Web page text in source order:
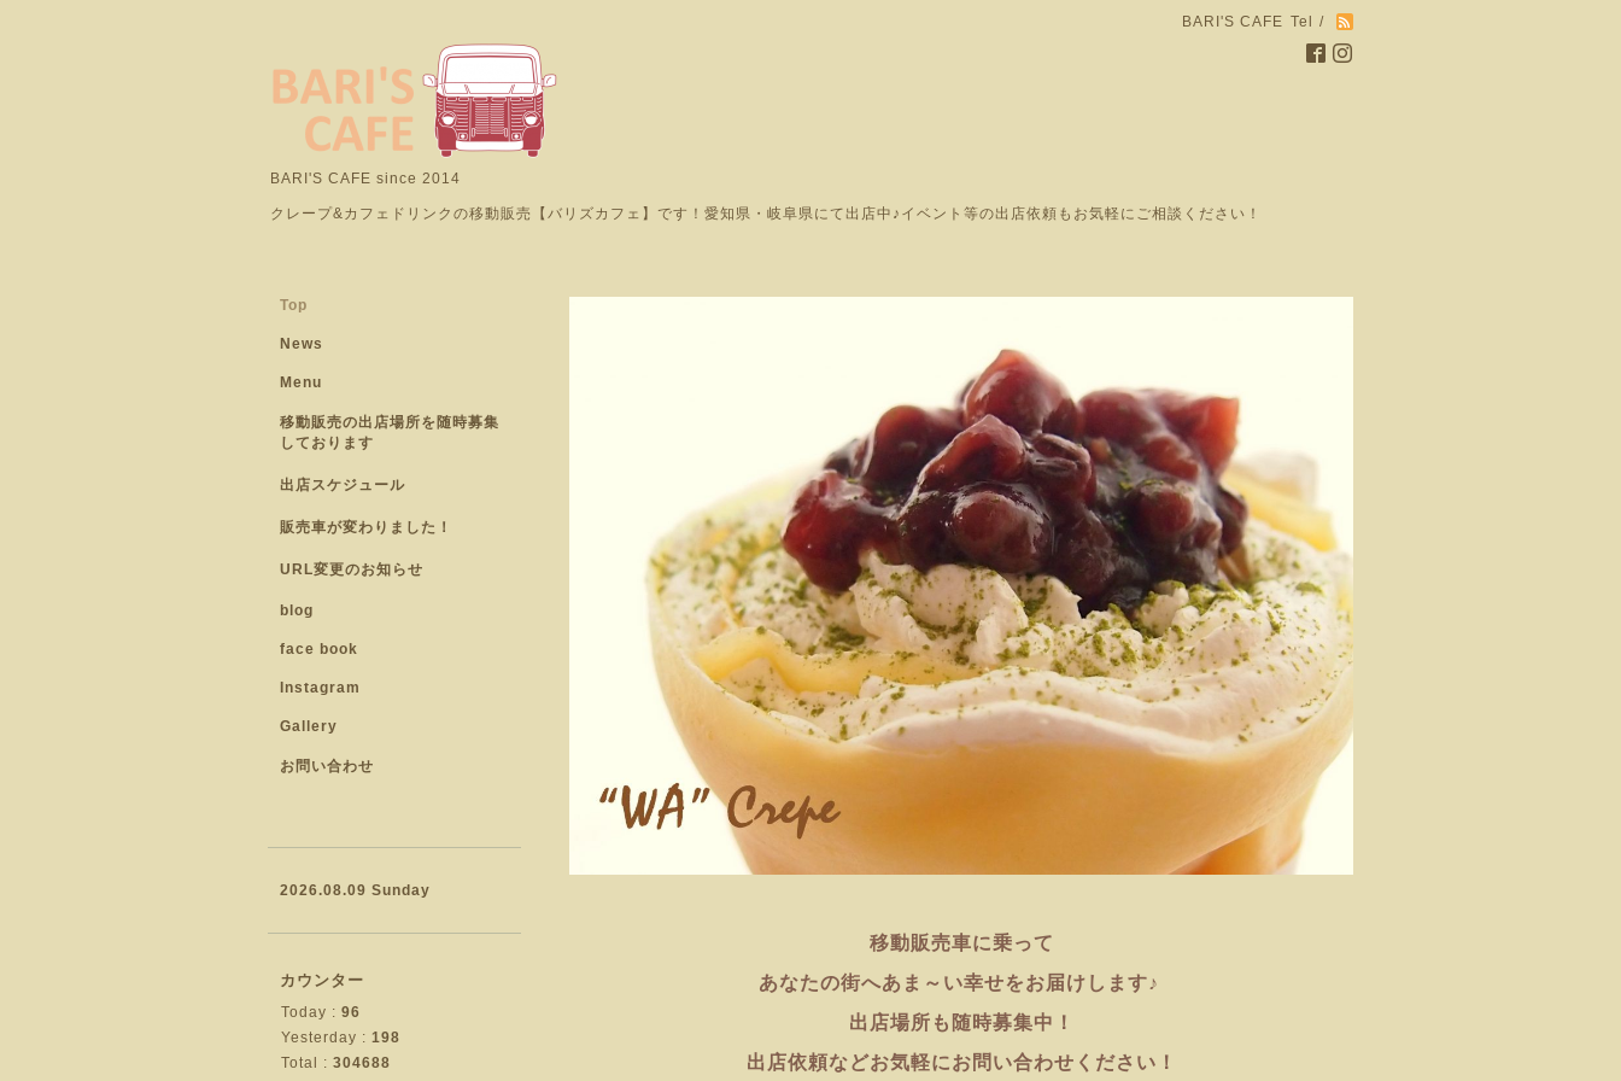
BARI'S CAFE Tel /
BARI'S CAFE since 2014
クレープ&カフェドリンクの移動販売【バリズカフェ】です！愛知県・岐阜県にて出店中♪イベント等の出店依頼もお気軽にご相談ください！
移動販売車に乗って
あなたの街へあま～い幸せをお届けします♪
出店場所も随時募集中！
出店依頼などお気軽にお問い合わせください！
Top
News
Menu
移動販売の出店場所を随時募集
しております
出店スケジュール
販売車が変わりました！
URL変更のお知らせ
blog
face book
Instagram
Gallery
お問い合わせ
2026.08.09 Sunday
カウンター
Today : 96
Yesterday : 198
Total : 304688